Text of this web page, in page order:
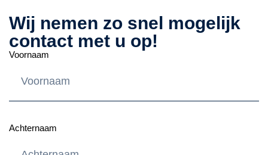
Wij nemen zo snel mogelijk
contact met u op!
Voornaam
Achternaam